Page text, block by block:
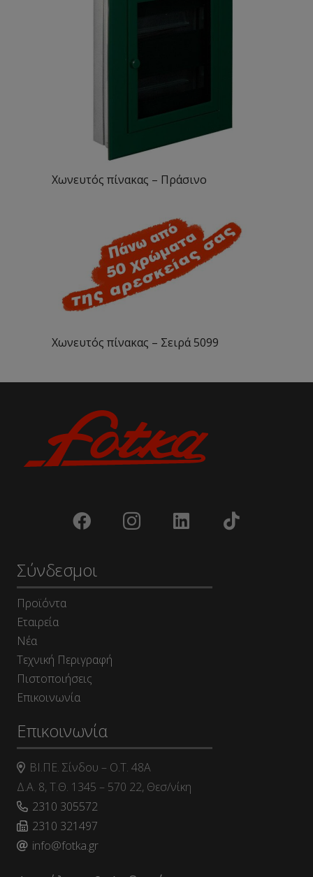
Χωνευτός πίνακας – Πράσινο
Χωνευτός πίνακας – Σειρά 5099
Σύνδεσμοι
Προϊόντα
Εταιρεία
Νέα
Τεχνική Περιγραφή
Πιστοποιήσεις
Επικοινωνία
Επικοινωνία
ΒΙ.ΠΕ. Σίνδου – Ο.Τ. 48Α
Δ.Α. 8, Τ.Θ. 1345 – 570 22, Θεσ/νίκη
2310 305572
2310 321497
info@fotka.gr